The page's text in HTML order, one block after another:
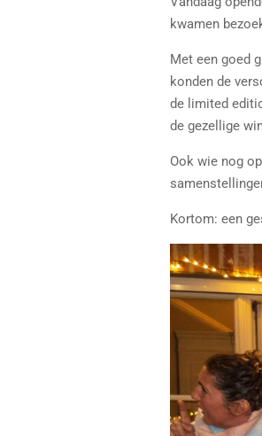
kwamen
Met een goed
konden de
de limited
de gezellige
Ook wie nog
Kortom: een